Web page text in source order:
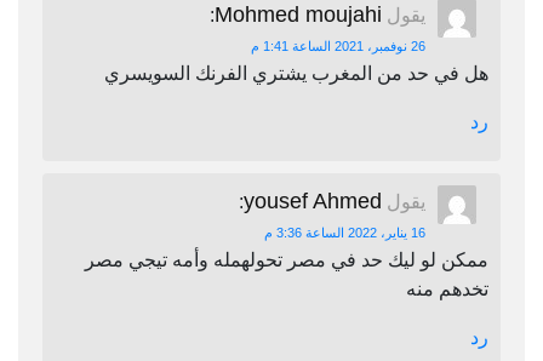
يقول Mohmed moujahi
:
26 نوفمبر، 2021 الساعة 1:41 م
هل في حد من المغرب يشتري الفرنك السويسري
رد
يقول yousef Ahmed
:
16 يناير، 2022 الساعة 3:36 م
ممكن لو ليك حد في مصر تحولهمله وأمه تيجي مصر
تخدهم منه
رد